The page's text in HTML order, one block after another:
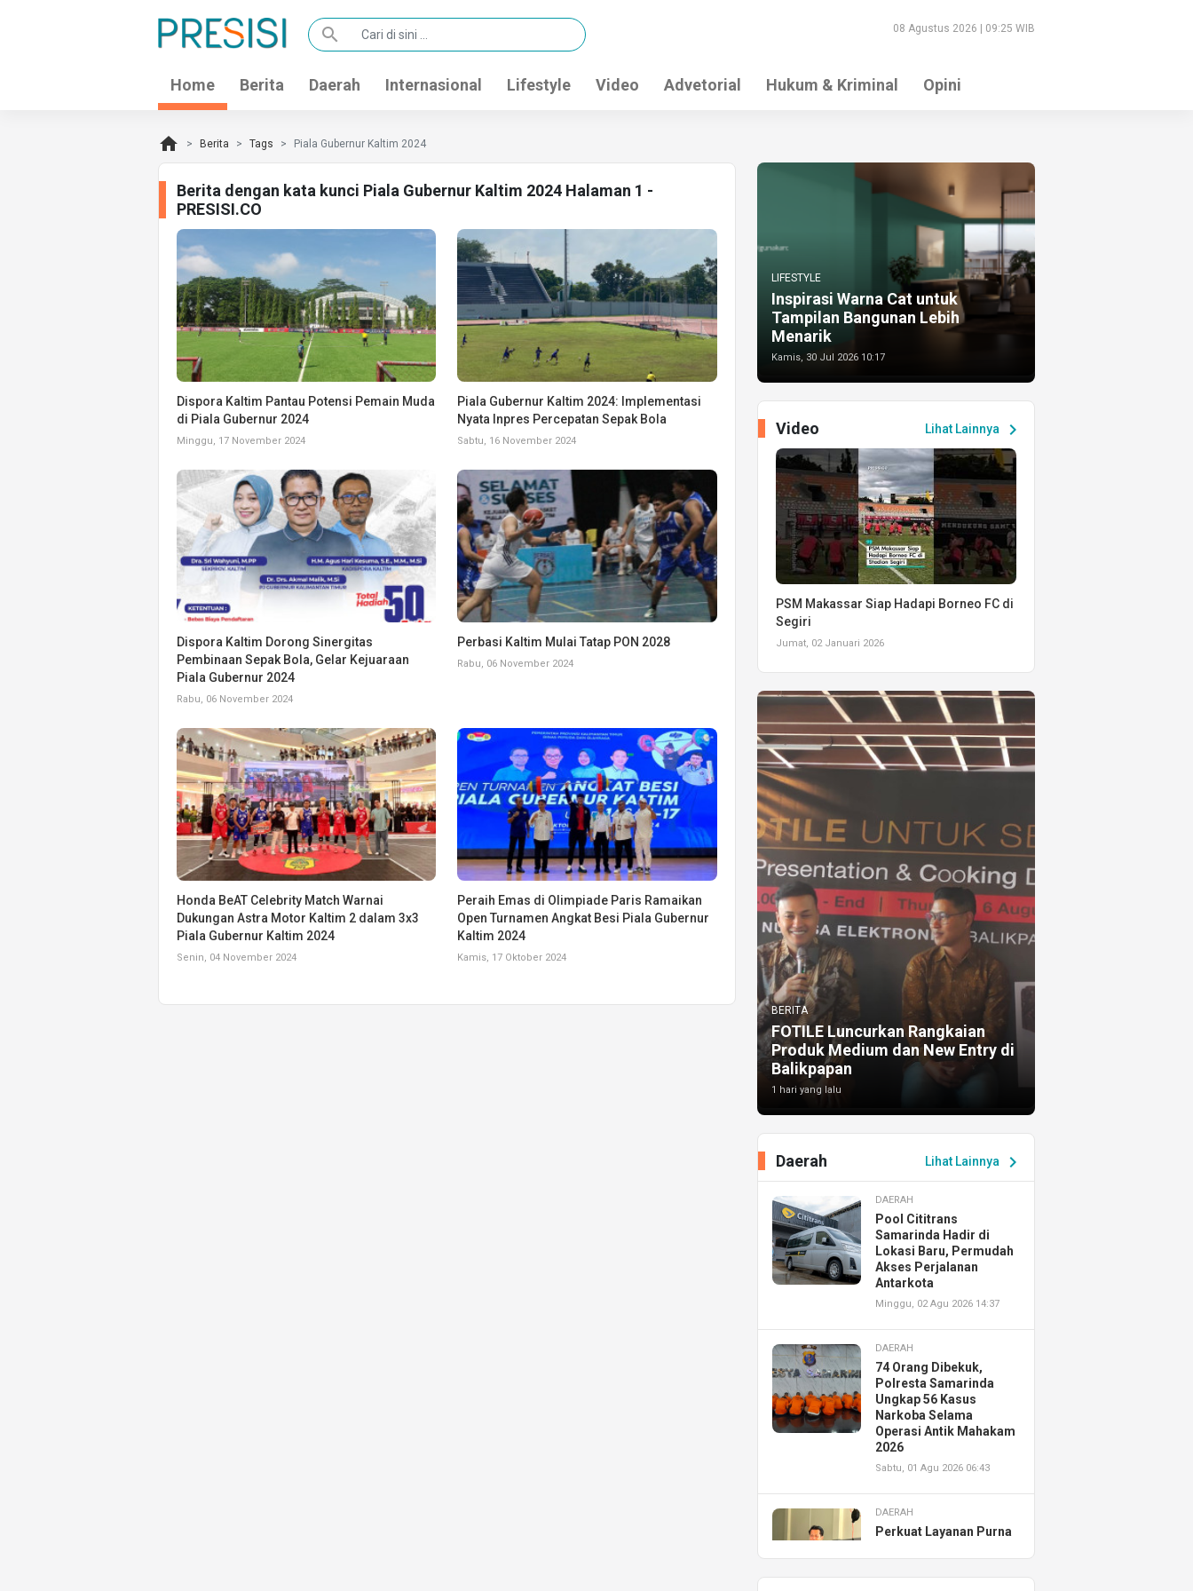
search 08 Agustus 2026 | 09:25 WIB
Home Berita Daerah Internasional Lifestyle Video Advetorial Hukum & Kriminal Opini
home Berita Tags Piala Gubernur Kaltim 2024
Berita dengan kata kunci Piala Gubernur Kaltim 2024 Halaman 1 -
PRESISI.CO
Dispora Kaltim Pantau Potensi Pemain Muda
di Piala Gubernur 2024
Minggu, 17 November 2024
Piala Gubernur Kaltim 2024: Implementasi
Nyata Inpres Percepatan Sepak Bola
Sabtu, 16 November 2024
Dispora Kaltim Dorong Sinergitas
Pembinaan Sepak Bola, Gelar Kejuaraan
Piala Gubernur 2024
Rabu, 06 November 2024
Perbasi Kaltim Mulai Tatap PON 2028
Rabu, 06 November 2024
Honda BeAT Celebrity Match Warnai
Dukungan Astra Motor Kaltim 2 dalam 3x3
Piala Gubernur Kaltim 2024
Senin, 04 November 2024
Peraih Emas di Olimpiade Paris Ramaikan
Open Turnamen Angkat Besi Piala Gubernur
Kaltim 2024
Kamis, 17 Oktober 2024
LIFESTYLE
Inspirasi Warna Cat untuk
Tampilan Bangunan Lebih
Menarik
Kamis, 30 Jul 2026 10:17
Lihat Lainnya chevron_right
Video
PSM Makassar Siap Hadapi Borneo FC di
Segiri
Jumat, 02 Januari 2026
BERITA
FOTILE Luncurkan Rangkaian
Produk Medium dan New Entry di
Balikpapan
1 hari yang lalu
Lihat Lainnya chevron_right
Daerah
DAERAH
Pool Cititrans
Samarinda Hadir di
Lokasi Baru, Permudah
Akses Perjalanan
Antarkota
Minggu, 02 Agu 2026 14:37
DAERAH
74 Orang Dibekuk,
Polresta Samarinda
Ungkap 56 Kasus
Narkoba Selama
Operasi Antik Mahakam
2026
Sabtu, 01 Agu 2026 06:43
DAERAH
Perkuat Layanan Purna
Resmikan AHASS